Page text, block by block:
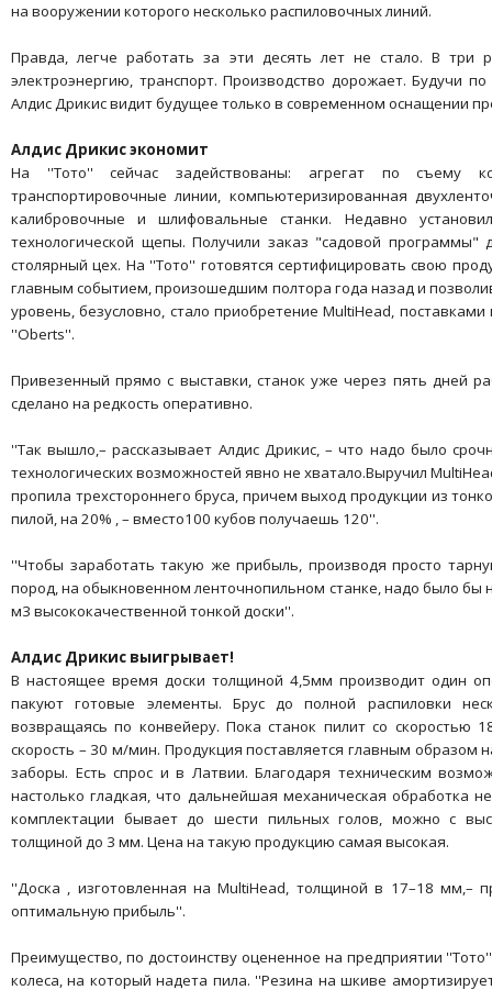
на вооружении которого несколько распиловочных линий.
Правда, легче работать за эти десять лет не стало. В три
электроэнергию, транспорт. Производство дорожает. Будучи
Алдис Дрикис видит будущее только в современном оснащении
Алдис Дрикис экономит
На ''Тото'' сейчас задействованы: агрегат по съему
транспортировочные линии, компьютеризированная
калибровочные и шлифовальные станки. Недавно
технологической щепы. Получили заказ "садовой программы"
столярный цех. На ''Тото'' готовятся сертифицировать свою
главным событием, произошедшим полтора года назад и
уровень, безусловно, стало приобретение MultiHead,
''Oberts''.
Привезенный прямо с выставки, станок уже через пять дней
сделано на редкость оперативно.
''Так вышло,– рассказывает Алдис Дрикис, – что надо было
технологических возможностей явно не хватало.Выручил
пропила трехстороннего бруса, причем выход продукции из
пилой, на 20% , – вместо100 кубов получаешь 120''.
''Чтобы заработать такую же прибыль, производя просто
пород, на обыкновенном ленточнопильном станке, надо было бы
м3 высококачественной тонкой доски''.
Алдис Дрикис выигрывает!
В настоящее время доски толщиной 4,5мм производит один
пакуют готовые элементы. Брус до полной распиловки
возвращаясь по конвейеру. Пока станок пилит со скоростью
скорость – 30 м/мин. Продукция поставляется главным образом
заборы. Есть спрос и в Латвии. Благодаря техническим
настолько гладкая, что дальнейшая механическая обработка
комплектации бывает до шести пильных голов, можно с
толщиной до 3 мм. Цена на такую продукцию самая высокая.
''Доска , изготовленная на MultiHead, толщиной в 17–18 мм,–
оптимальную прибыль''.
Преимущество, по достоинству оцененное на предприятии
колеса, на который надета пила. ''Резина на шкиве